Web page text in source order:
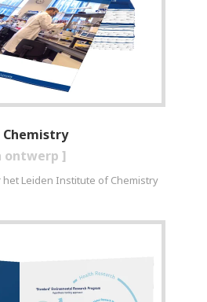
ontwerp ]
Leiden Institute of Chemistry